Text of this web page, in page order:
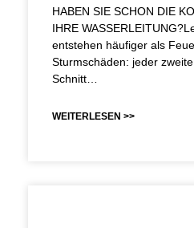
HABEN SIE SCHON DIE
IHRE
entstehen häufiger als
Sturmschäden: jeder
Schnitt…
WEITERLESEN >>